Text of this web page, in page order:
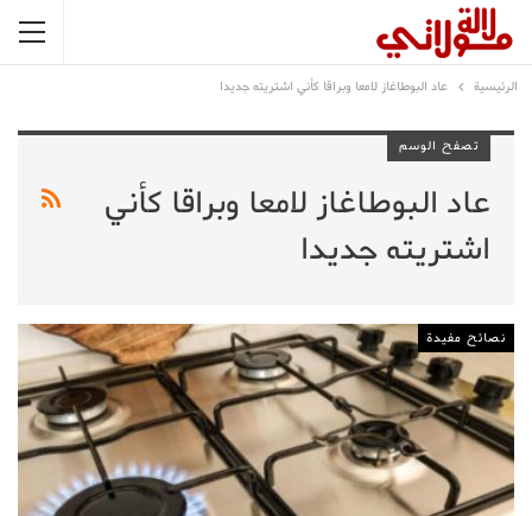
الرئيسية عاد البوطاغاز لامعا وبراقا كأني اشتريته جديدا
تصفح الوسم
عاد البوطاغاز لامعا وبراقا كأني
اشتريته جديدا
نصائح مفيدة